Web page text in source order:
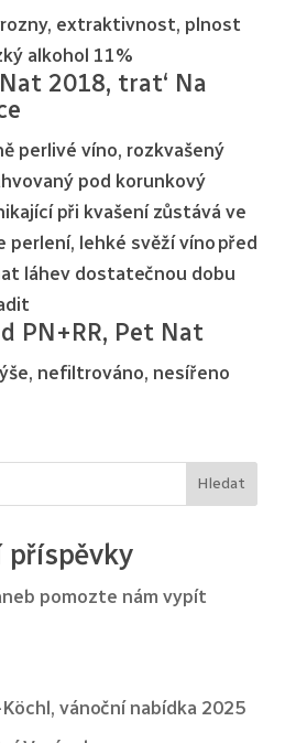
extraktivnost, plnost
alkohol 11%
2018, trat‘ Na
perlivé víno, rozkvašený
pod korunkový
při kvašení zůstává ve
perlení, lehké svěží víno před
láhev dostatečnou dobu
PN+RR, Pet Nat
nefiltrováno, nesířeno
Hledat
příspěvky
pomozte nám vypít
vánoční nabídka 2025